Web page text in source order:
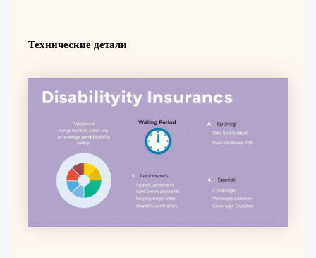
Технические детали